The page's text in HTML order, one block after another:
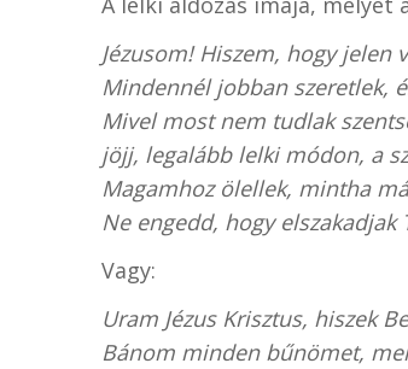
Jézusom! Hiszem, hogy jelen
Mindennél jobban szeretlek,
Mivel most nem tudlak
jöjj, legalább lelki módon, a
Magamhoz ölellek, mintha
Ne engedd, hogy elszakadjak
Vagy:
Uram Jézus Krisztus, hiszek
Bánom minden bűnömet,